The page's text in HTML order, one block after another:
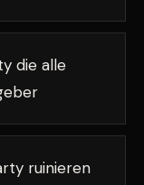
die alle
ruinieren